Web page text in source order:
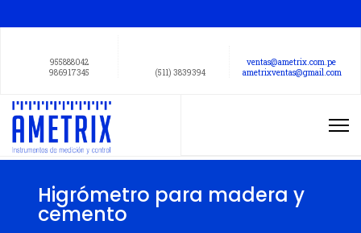
955888042
986917345
(511) 3839394
ventas@ametrix.com.pe
ametrixventas@gmail.com
Higrómetro para madera y
cemento